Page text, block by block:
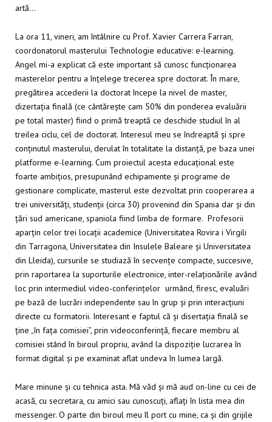
artă…
La ora 11, vineri, am întâlnire cu Prof. Xavier Carrera Farran,
coordonatorul masterului Technologie educative: e-learning.
Angel mi-a explicat că este important să cunosc funcționarea
masterelor pentru a înțelege trecerea spre doctorat. În mare,
pregătirea accederii la doctorat începe la nivel de master,
dizertația finală (ce cântărește cam 50% din ponderea evaluării
pe total master) fiind o primă treaptă ce deschide studiul în al
treilea ciclu, cel de doctorat. Interesul meu se îndreaptă și spre
conținutul masterului, derulat în totalitate la distanță, pe baza unei
platforme e-learning. Cum proiectul acesta educațional este
foarte ambițios, presupunând echipamente și programe de
gestionare complicate, masterul este dezvoltat prin cooperarea a
trei universități, studenții (circa 30) provenind din Spania dar și din
țări sud americane, spaniola fiind limba de formare. Profesorii
aparțin celor trei locații academice (Universitatea Rovira i Virgili
din Tarragona, Universitatea din Insulele Baleare și Universitatea
din Lleida), cursurile se studiază în secvențe compacte, succesive,
prin raportarea la suporturile electronice, inter-relaționările având
loc prin intermediul video-conferințelor urmând, firesc, evaluări
pe bază de lucrări independente sau în grup și prin interacțiuni
directe cu formatorii. Interesant e faptul că și disertația finală se
ține „în fața comisiei”, prin videoconferință, fiecare membru al
comisiei stând în biroul propriu, având la dispoziție lucrarea în
format digital și pe examinat aflat undeva în lumea largă.
Mare minune și cu tehnica asta. Mă văd și mă aud on-line cu cei de
acasă, cu secretara, cu amici sau cunoscuți, aflați în lista mea din
messenger. O parte din biroul meu îl port cu mine, ca și din grijile